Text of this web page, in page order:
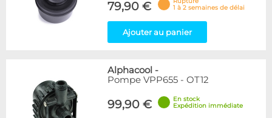
79,90 €
1 à 2 semaines de délai
Ajouter au panier
Alphacool -
Pompe VPP655 - OT12
99,90 €
En stock
Expédition immédiate